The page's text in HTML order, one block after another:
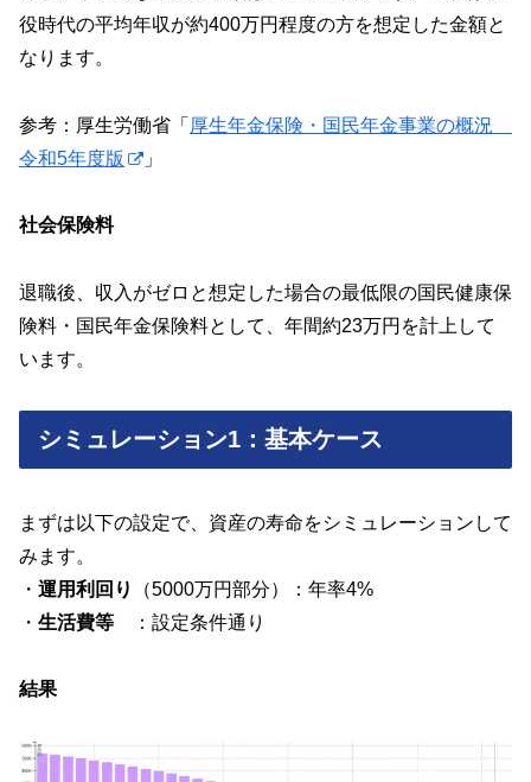
役時代の平均年収が約400万円程度の方を想定した金額と
なります。
参考：厚生労働省「 厚生年金保険・国民年金事業の概況
令和5年度版
」
社会保険料
退職後、収入がゼロと想定した場合の最低限の国民健康保
険料・国民年金保険料として、年間約23万円を計上して
います。
シミュレーション1：基本ケース
まずは以下の設定で、資産の寿命をシミュレーションして
みます。
・ 運用利回り
（5000万円部分）：年率4%
・ 生活費等 ：設定条件通り
結果